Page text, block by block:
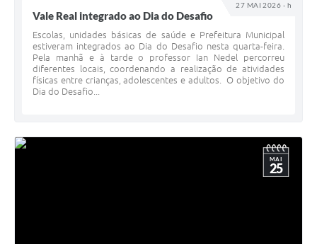
27 MAI 2026 - h
Vale Real integrado ao Dia do Desafio
Escolas, unidades básicas de saúde e Prefeitura Municipal
estiveram integrados ao Dia do Desafio nesta quarta-feira.
Pela manhã e à tarde o professor Ian Nedel percorreu
diferentes locais, coordenando a realização de atividades
físicas entre crianças, adolescentes e adultos. O objetivo do
Dia do Desafio...
MAI
25